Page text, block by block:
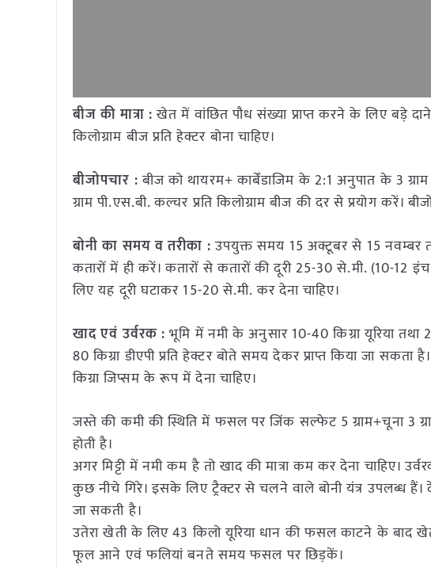
बीज की मात्रा :खेत में वांछित पौध संख्या प्राप्त करने के लिए बड़े
किलोग्राम बीज प्रति हेक्टर बोना चाहिए।
बीजोपचार :बीज को थायरम+ कार्बेंडाजिम के 2:1 अनुपात के 3 ग्राम
ग्राम पी.एस.बी. कल्चर प्रति किलोग्राम बीज की दर से प्रयोग करें।
बोनी का समय व तरीका :उपयुक्त समय 15 अक्टूबर से 15 नवम्बर
कतारों में ही करें। कतारों से कतारों की दूरी 25-30 से.मी. (10-12
लिए यह दूरी घटाकर 15-20 से.मी. कर देना चाहिए।
खाद एवं उर्वरक : भूमि में नमी के अनुसार 10-40 किग्रा यूरिया
80 किग्रा डीएपी प्रति हेक्टर बोते समय देकर प्राप्त किया जा
किग्रा जिप्सम के रूप में देना चाहिए।
जस्ते की कमी की स्थिति में फसल पर जिंक सल्फेट 5 ग्राम+चूना 3
होती है।
अगर मिट्टी में नमी कम है तो खाद की मात्रा कम कर देना चाहिए।
कुछ नीचे गिरे। इसके लिए ट्रैक्टर से चलने वाले बोनी यंत्र उपलब्ध हैं।
जा सकती है।
उतेरा खेती के लिए 43 किलो यूरिया धान की फसल काटने के बाद
फूल आने एवं फलियां बनते समय फसल पर छिड़कें।